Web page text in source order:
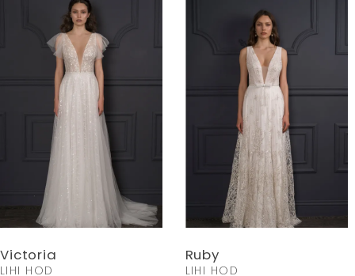
Victoria
LIHI HOD
Ruby
LIHI HOD